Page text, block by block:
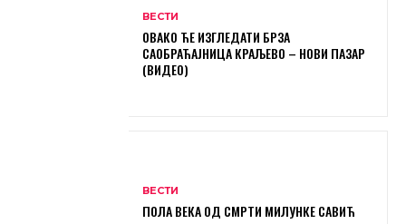
ВЕСТИ
ОВАКО ЋЕ ИЗГЛЕДАТИ БРЗА
САОБРАЋАЈНИЦА КРАЉЕВО – НОВИ ПАЗАР
(ВИДЕО)
ВЕСТИ
ПОЛА ВЕКА ОД СМРТИ МИЛУНКЕ САВИЋ